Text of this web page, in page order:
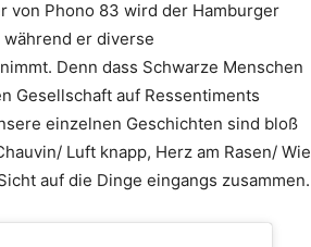
von Phono 83 wird der Hamburger
er diverse
Denn dass Schwarze Menschen
Gesellschaft auf Ressentiments
einzelnen Geschichten sind bloß
Luft knapp, Herz am Rasen/ Wie
auf die Dinge eingangs zusammen.